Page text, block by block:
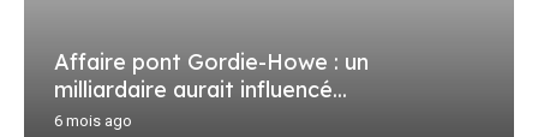
Affaire pont Gordie-Howe : un
milliardaire aurait influencé...
6 mois ago